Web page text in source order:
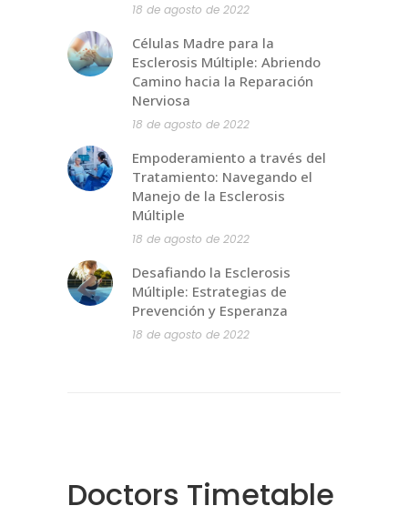
18 de agosto de 2022
Células Madre para la
Esclerosis Múltiple: Abriendo
Camino hacia la Reparación
Nerviosa
18 de agosto de 2022
Empoderamiento a través del
Tratamiento: Navegando el
Manejo de la Esclerosis
Múltiple
18 de agosto de 2022
Desafiando la Esclerosis
Múltiple: Estrategias de
Prevención y Esperanza
18 de agosto de 2022
Doctors Timetable